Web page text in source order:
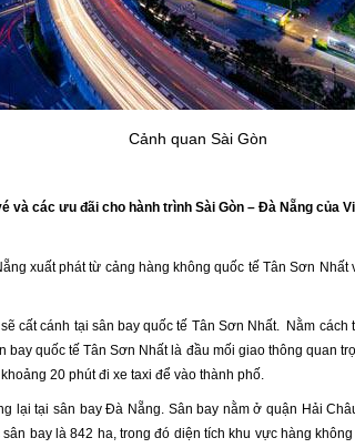
Cảnh quan Sài Gòn
và các ưu đãi cho hành trình Sài Gòn – Đà Nẵng của
xuất phát từ cảng hàng không quốc tế Tân Sơn Nhất
cất cánh tại sân bay quốc tế Tân Sơn Nhất. Nằm cách
bay quốc tế Tân Sơn Nhất là đầu mối giao thông quan
20 phút đi xe taxi để vào thành phố.
lại tại sân bay Đà Nẵng. Sân bay nằm ở quận Hải
bay là 842 ha, trong đó diện tích khu vực hàng